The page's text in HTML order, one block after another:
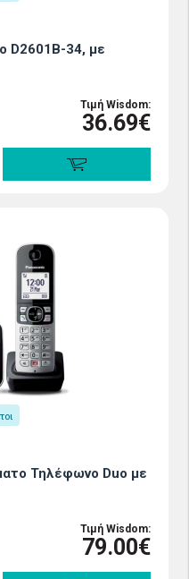
D2601B-34, με
Τιμή Wisdom:
36.69€
Τηλέφωνο Duo με
Τιμή Wisdom:
79.00€